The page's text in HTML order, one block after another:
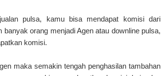
pulsa, kamu bisa mendapat komisi dari
orang menjadi Agen atau downline pulsa,
komisi.
maka semakin tengah penghasilan tambahan